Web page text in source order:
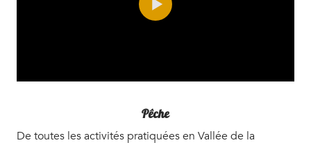
Pêche
De toutes les activités pratiquées en Vallée de la